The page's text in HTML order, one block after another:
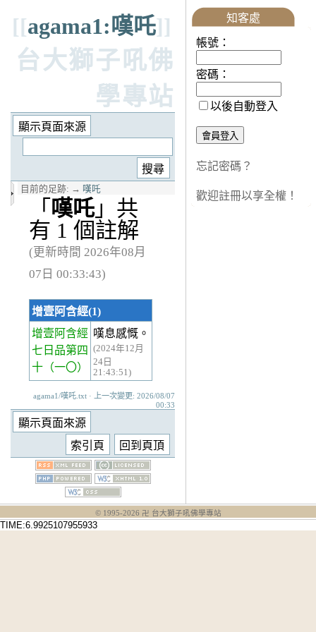
[[agama1:嘆吒]]
台大獅子吼佛
學專站
目前的足跡: → 嘆吒
「 嘆吒」共
有 1 個註解
(更新時間 2026年08月
07日 00:33:43)
增壹阿含經(1)
增壹阿含經
七日品第四
十 （一〇）
嘆息感慨。
(2024年12月
24日
21:43:51)
agama1/嘆吒.txt · 上一次變更: 2026/08/07
00:33
知客處
帳號：
密碼：
以後自動登入
忘記密碼？
歡迎註冊以享全權！
© 1995-2026 卍 台大獅子吼佛學專站
TIME:6.9925107955933